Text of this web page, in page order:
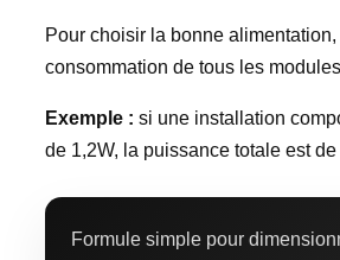
Pour choisir la bonne
consommation de tous les
Exemple : si une installation
de 1,2W, la puissance totale est de
Formule simple pour